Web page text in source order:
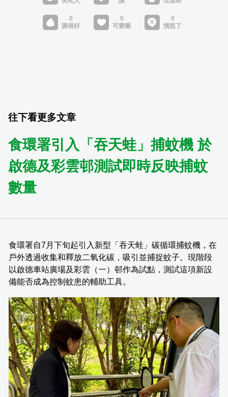
往下看更多文章
食環署引入「吞天蛙」捕蚊機 於
啟德及彩雲邨測試即時反映捕蚊
數量
食環署自7月下旬起引入新型「吞天蛙」碳循環捕蚊機，在
戶外透過收集和釋放二氧化碳，吸引並捕捉蚊子。現階段
以啟德車站廣場及彩雲（一）邨作為試點，測試這項新設
備能否成為控制蚊患的輔助工具。